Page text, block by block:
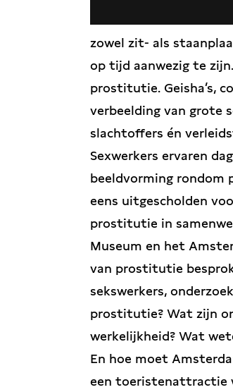
zowel zit- als
op tijd aanwezig te
prostitutie. Geisha’s,
verbeelding van grote
slachtoffers én
Sexwerkers ervaren
beeldvorming rondom
eens uitgescholden
prostitutie in
Museum en het
van prostitutie
sekswerkers,
prostitutie? Wat zijn
werkelijkheid? Wat
En hoe moet
een toeristenattractie